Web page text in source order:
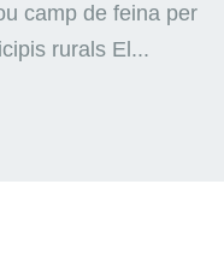
camp de feina per
rurals El...